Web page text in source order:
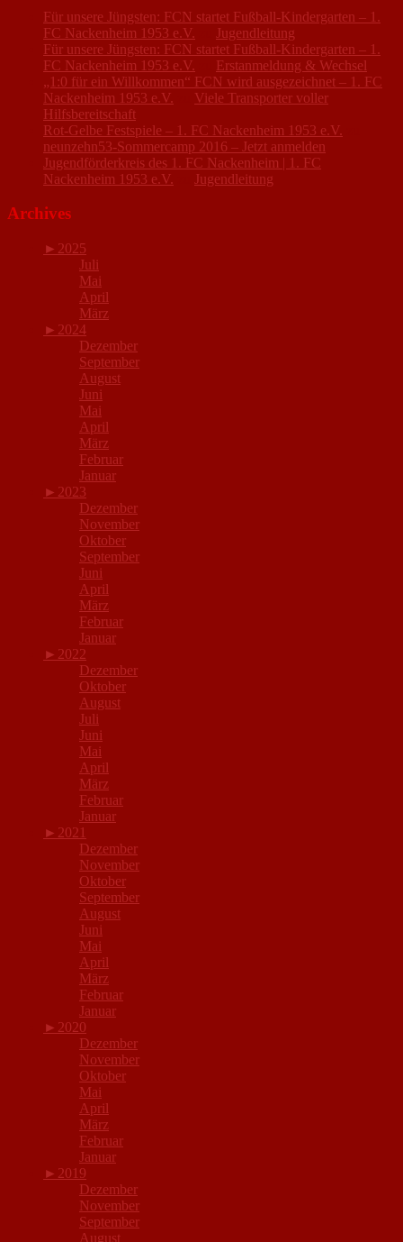
Für unsere Jüngsten: FCN startet Fußball-Kindergarten – 1.
FC Nackenheim 1953 e.V.
Jugendleitung
Für unsere Jüngsten: FCN startet Fußball-Kindergarten – 1.
FC Nackenheim 1953 e.V.
Erstanmeldung & Wechsel
„1:0 für ein Willkommen“ FCN wird ausgezeichnet – 1. FC
Nackenheim 1953 e.V.
Viele Transporter voller
Hilfsbereitschaft
Rot-Gelbe Festspiele – 1. FC Nackenheim 1953 e.V.
neunzehn53-Sommercamp 2016 – Jetzt anmelden
Jugendförderkreis des 1. FC Nackenheim | 1. FC
Nackenheim 1953 e.V.
Jugendleitung
Archives
► 2025
Juli
Mai
April
März
► 2024
Dezember
September
August
Juni
Mai
April
März
Februar
Januar
► 2023
Dezember
November
Oktober
September
Juni
April
März
Februar
Januar
► 2022
Dezember
Oktober
August
Juli
Juni
Mai
April
März
Februar
Januar
► 2021
Dezember
November
Oktober
September
August
Juni
Mai
April
März
Februar
Januar
► 2020
Dezember
November
Oktober
Mai
April
März
Februar
Januar
► 2019
Dezember
November
September
August